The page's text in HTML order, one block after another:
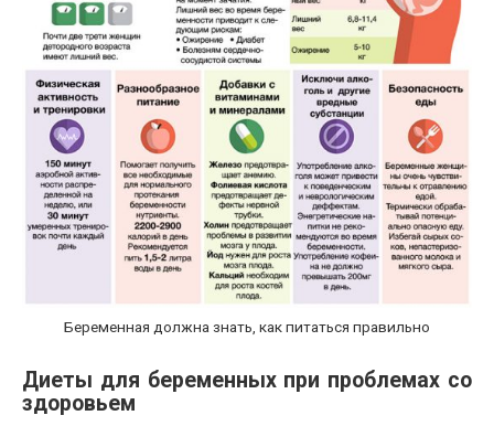
Беременная должна знать, как питаться правильно
Диеты для беременных при проблемах со
здоровьем